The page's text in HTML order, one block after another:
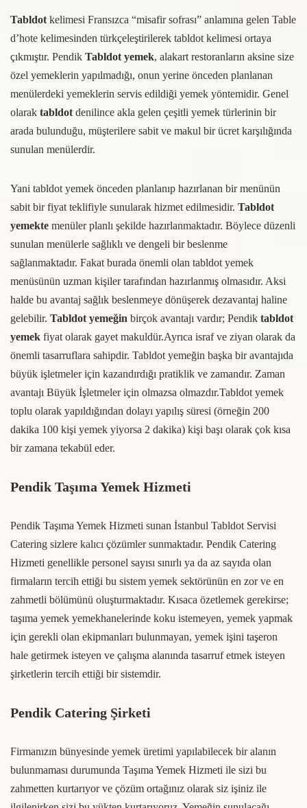
Tabldot kelimesi Fransızca “misafir sofrası” anlamına gelen Table
d’hote kelimesinden türkçeleştirilerek tabldot kelimesi ortaya
çıkmıştır. Pendik Tabldot yemek, alakart restoranların aksine size
özel yemeklerin yapılmadığı, onun yerine önceden planlanan
menülerdeki yemeklerin servis edildiği yemek yöntemidir. Genel
olarak tabldot denilince akla gelen çeşitli yemek türlerinin bir
arada bulunduğu, müşterilere sabit ve makul bir ücret karşılığında
sunulan menülerdir.
Yani tabldot yemek önceden planlanıp hazırlanan bir menünün
sabit bir fiyat teklifiyle sunularak hizmet edilmesidir. Tabldot
yemekte menüler planlı şekilde hazırlanmaktadır. Böylece düzenli
sunulan menülerle sağlıklı ve dengeli bir beslenme
sağlanmaktadır. Fakat burada önemli olan tabldot yemek
menüsünün uzman kişiler tarafından hazırlanmış olmasıdır. Aksi
halde bu avantaj sağlık beslenmeye dönüşerek dezavantaj haline
gelebilir. Tabldot yemeğin birçok avantajı vardır; Pendik tabldot
yemek fiyat olarak gayet makuldür.Ayrıca israf ve ziyan olarak da
önemli tasarruflara sahipdir. Tabldot yemeğin başka bir avantajıda
büyük işletmeler için kazandırdığı pratiklik ve zamandır. Zaman
avantajı Büyük İşletmeler için olmazsa olmazdır.Tabldot yemek
toplu olarak yapıldığından dolayı yapılış süresi (örneğin 200
dakika 100 kişi yemek yiyorsa 2 dakika) kişi başı olarak çok kısa
bir zamana tekabül eder.
Pendik Taşıma Yemek Hizmeti
Pendik Taşıma Yemek Hizmeti sunan İstanbul Tabldot Servisi
Catering sizlere kalıcı çözümler sunmaktadır. Pendik Catering
Hizmeti genellikle personel sayısı sınırlı ya da az sayıda olan
firmaların tercih ettiği bu sistem yemek sektörünün en zor ve en
zahmetli bölümünü oluşturmaktadır. Kısaca özetlemek gerekirse;
taşıma yemek yemekhanelerinde koku istemeyen, yemek yapmak
için gerekli olan ekipmanları bulunmayan, yemek işini taşeron
hale getirmek isteyen ve çalışma alanında tasarruf etmek isteyen
şirketlerin tercih ettiği bir sistemdir.
Pendik Catering Şirketi
Firmanızın bünyesinde yemek üretimi yapılabilecek bir alanın
bulunmaması durumunda Taşıma Yemek Hizmeti ile sizi bu
zahmetten kurtarıyor ve çözüm ortağınız olarak siz işiniz ile